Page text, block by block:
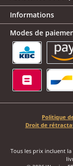
Informations
Modes de
KBC/CBC
Politique
Droit de
Tous les prix incluent la